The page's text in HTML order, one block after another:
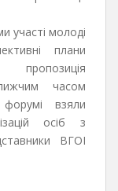
участі молоді
плани
пропозиція
часом
взяли
осіб з
ВГОІ